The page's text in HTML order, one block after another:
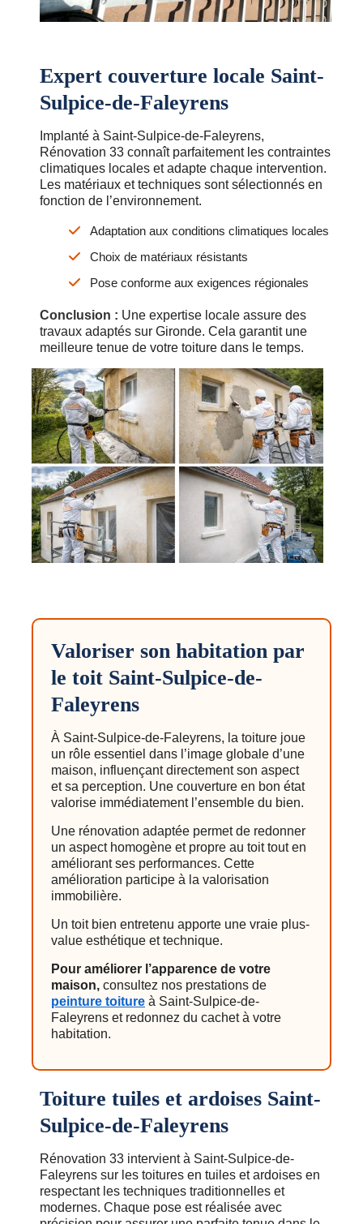
Expert couverture locale Saint-
Sulpice-de-Faleyrens
Implanté à Saint-Sulpice-de-Faleyrens,
Rénovation 33 connaît parfaitement les contraintes
climatiques locales et adapte chaque intervention.
Les matériaux et techniques sont sélectionnés en
fonction de l’environnement.
Adaptation aux conditions climatiques locales
Choix de matériaux résistants
Pose conforme aux exigences régionales
Conclusion : Une expertise locale assure des
travaux adaptés sur Gironde. Cela garantit une
meilleure tenue de votre toiture dans le temps.
Valoriser son habitation par
le toit Saint-Sulpice-de-
Faleyrens
À Saint-Sulpice-de-Faleyrens, la toiture joue
un rôle essentiel dans l’image globale d’une
maison, influençant directement son aspect
et sa perception. Une couverture en bon état
valorise immédiatement l’ensemble du bien.
Une rénovation adaptée permet de redonner
un aspect homogène et propre au toit tout en
améliorant ses performances. Cette
amélioration participe à la valorisation
immobilière.
Un toit bien entretenu apporte une vraie plus-
value esthétique et technique.
Pour améliorer l’apparence de votre
maison, consultez nos prestations de
peinture toiture à Saint-Sulpice-de-
Faleyrens et redonnez du cachet à votre
habitation.
Toiture tuiles et ardoises Saint-
Sulpice-de-Faleyrens
Rénovation 33 intervient à Saint-Sulpice-de-
Faleyrens sur les toitures en tuiles et ardoises en
respectant les techniques traditionnelles et
modernes. Chaque pose est réalisée avec